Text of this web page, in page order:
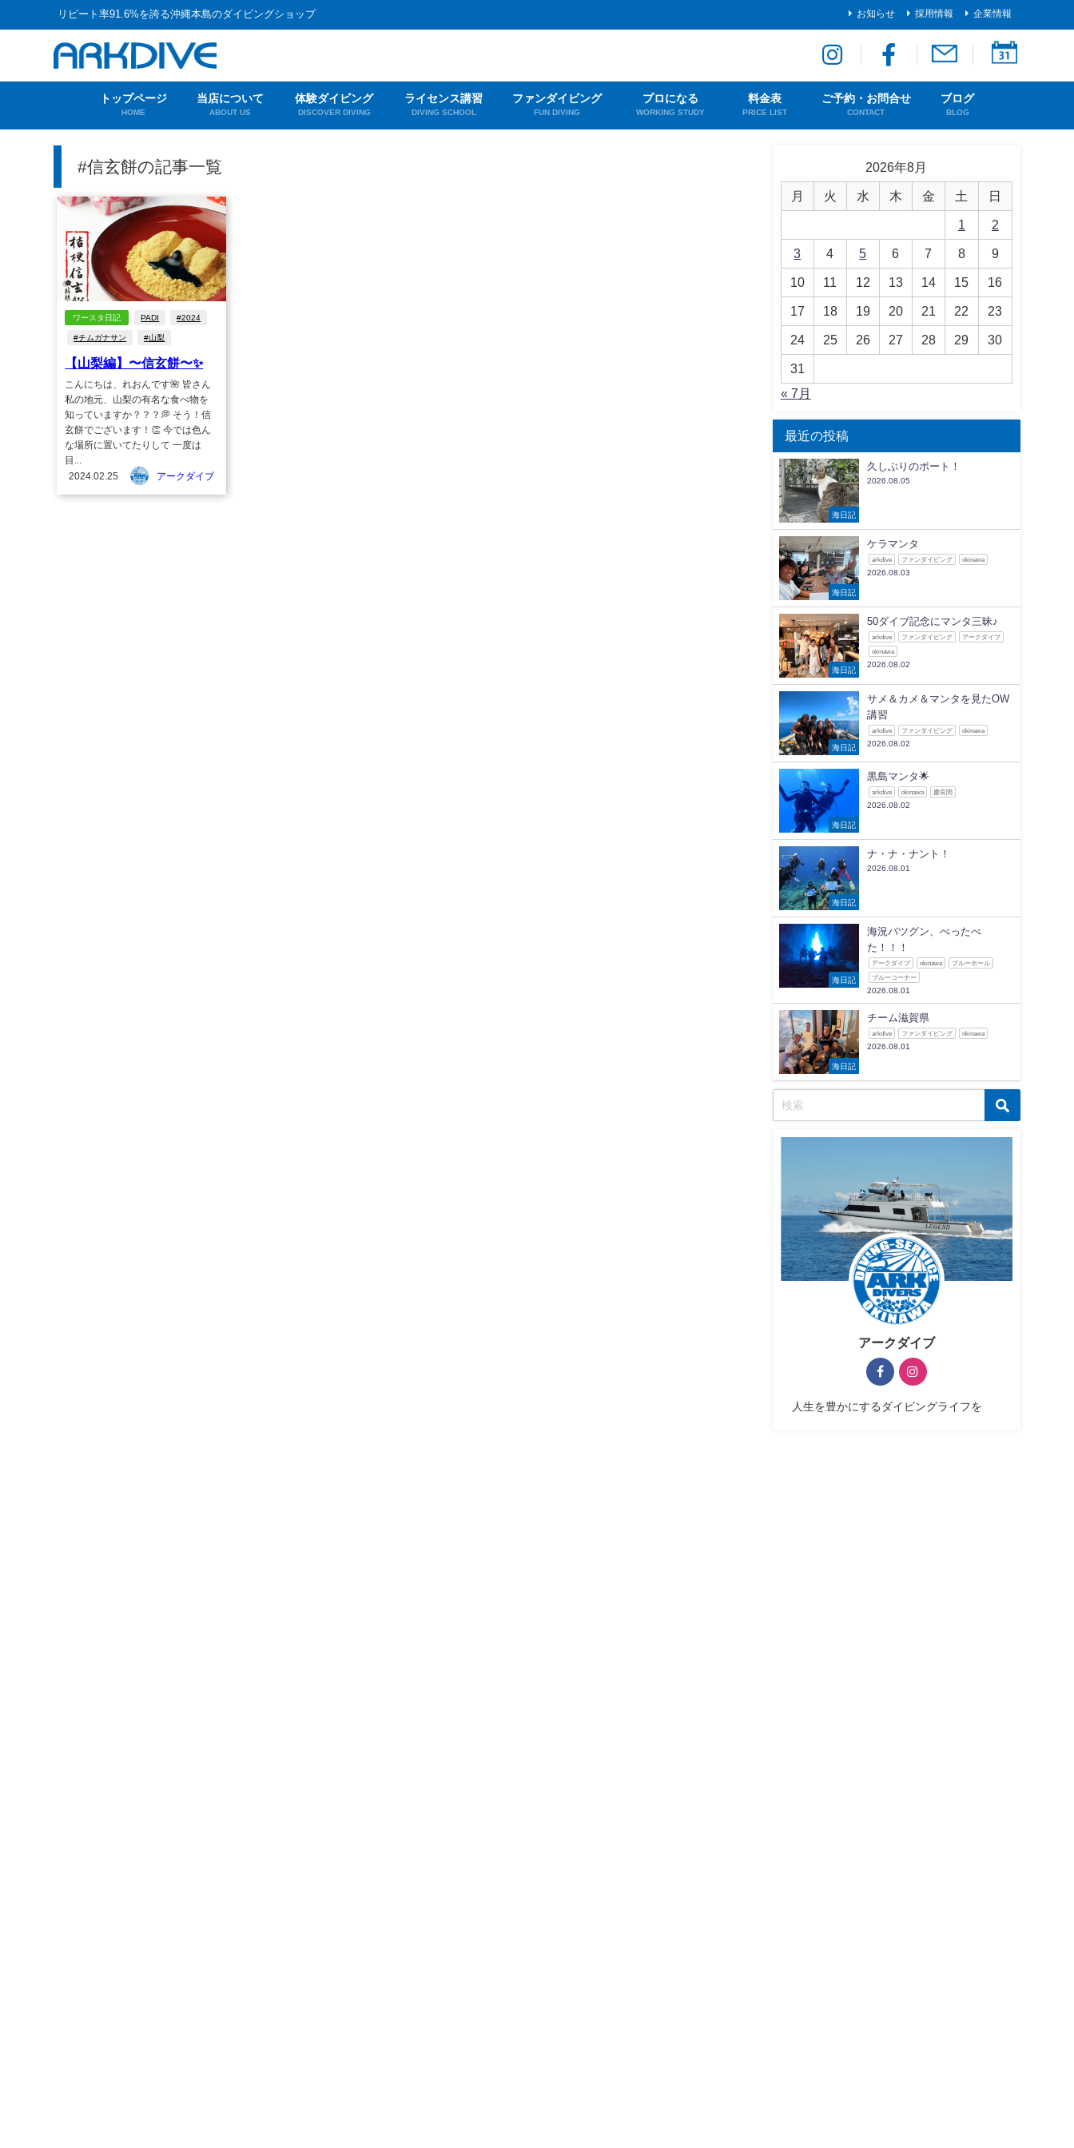
リピート率91.6%を誇る沖縄本島のダイビングショップ お知らせ 採用情報 企業情報
トップページ
HOME
当店について
ABOUT US
体験ダイビング
DISCOVER DIVING
ライセンス講習
DIVING SCHOOL
ファンダイビング
FUN DIVING
プロになる
WORKING STUDY
料金表
PRICE LIST
ご予約・お問合せ
CONTACT
ブログ
BLOG
#信玄餅の記事一覧
ワースタ日記 PADI #2024
#チムガナサン #山梨
【山梨編】〜信玄餅〜✨
こんにちは、れおんです🌺 皆さん
私の地元、山梨の有名な食べ物を
知っていますか？？？💭 そう！信
玄餅でございます！👏 今では色ん
な場所に置いてたりして 一度は
目...
2024.02.25
アークダイブ
2026年8月
月 火 水 木 金 土 日
1 2
3 4 5 6 7 8 9
10 11 12 13 14 15 16
17 18 19 20 21 22 23
24 25 26 27 28 29 30
31
« 7月
最近の投稿
海日記
久しぶりのボート！
2026.08.05
海日記
ケラマンタ
arkdive ファンダイビング okinawa
2026.08.03
海日記
50ダイブ記念にマンタ三昧♪
arkdive ファンダイビング アークダイブ
okinawa
2026.08.02
海日記
サメ＆カメ＆マンタを見たOW
講習
arkdive ファンダイビング okinawa
2026.08.02
海日記
黒島マンタ🌟
arkdive okinawa 慶良間
2026.08.02
海日記
ナ・ナ・ナント！
2026.08.01
海日記
海況バツグン、べったべ
た！！！
アークダイブ okinawa ブルーホール
ブルーコーナー
2026.08.01
海日記
チーム滋賀県
arkdive ファンダイビング okinawa
2026.08.01
アークダイブ
人生を豊かにするダイビングライフを